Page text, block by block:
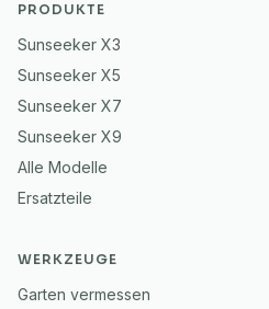
PRODUKTE
Sunseeker X3
Sunseeker X5
Sunseeker X7
Sunseeker X9
Alle Modelle
Ersatzteile
WERKZEUGE
Garten vermessen